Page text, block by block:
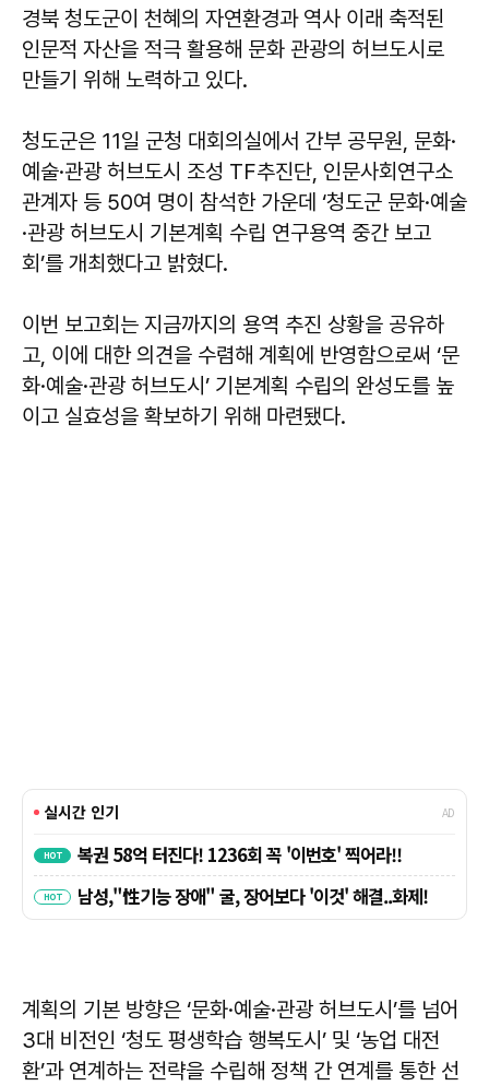
경북 청도군이 천혜의 자연환경과 역사 이래 축적된
인문적 자산을 적극 활용해 문화 관광의 허브도시로
만들기 위해 노력하고 있다.
청도군은 11일 군청 대회의실에서 간부 공무원, 문화·
예술·관광 허브도시 조성 TF추진단, 인문사회연구소
관계자 등 50여 명이 참석한 가운데 ‘청도군 문화·예술
·관광 허브도시 기본계획 수립 연구용역 중간 보고
회’를 개최했다고 밝혔다.
이번 보고회는 지금까지의 용역 추진 상황을 공유하
고, 이에 대한 의견을 수렴해 계획에 반영함으로써 ‘문
화·예술·관광 허브도시’ 기본계획 수립의 완성도를 높
이고 실효성을 확보하기 위해 마련됐다.
계획의 기본 방향은 ‘문화·예술·관광 허브도시’를 넘어
3대 비전인 ‘청도 평생학습 행복도시’ 및 ‘농업 대전
환’과 연계하는 전략을 수립해 정책 간 연계를 통한 선